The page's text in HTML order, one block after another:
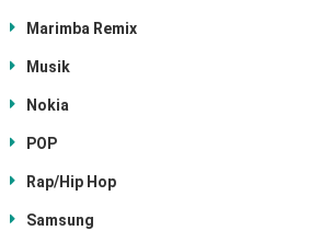
Marimba Remix
Musik
Nokia
POP
Rap/Hip Hop
Samsung